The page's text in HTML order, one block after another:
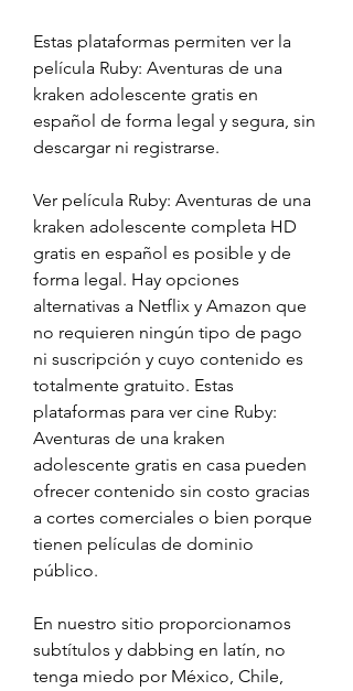
Estas plataformas permiten ver la
película Ruby: Aventuras de una
kraken adolescente gratis en
español de forma legal y segura, sin
descargar ni registrarse.
Ver película Ruby: Aventuras de una
kraken adolescente completa HD
gratis en español es posible y de
forma legal. Hay opciones
alternativas a Netflix y Amazon que
no requieren ningún tipo de pago
ni suscripción y cuyo contenido es
totalmente gratuito. Estas
plataformas para ver cine Ruby:
Aventuras de una kraken
adolescente gratis en casa pueden
ofrecer contenido sin costo gracias
a cortes comerciales o bien porque
tienen películas de dominio
público.
En nuestro sitio proporcionamos
subtítulos y dabbing en latín, no
tenga miedo por México, Chile,